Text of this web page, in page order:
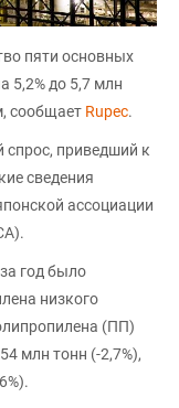
пяти основных
5,2% до 5,7 млн
сообщает Rupec.
спрос, приведший к
сведения
ассоциации
год было
низкого
(ПП)
млн тонн (-2,7%),